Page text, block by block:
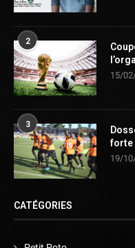
2
15/
3
forte
19/
CATÉGORIES